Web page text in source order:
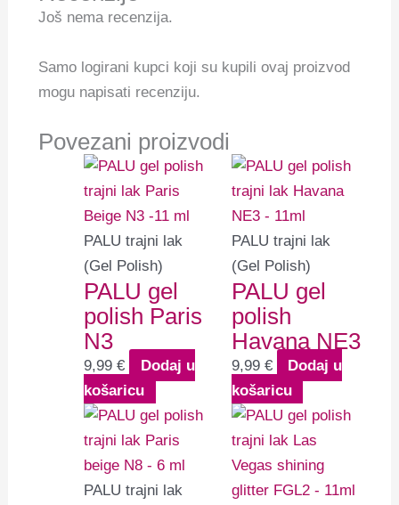
Još nema recenzija.
Samo logirani kupci koji su kupili ovaj proizvod
mogu napisati recenziju.
Povezani proizvodi
PALU trajni lak
(Gel Polish)
PALU gel
polish Paris
N3
9,99€
Dodaj u
košaricu
PALU trajni lak
(Gel Polish)
PALU gel
polish
Havana NE3
9,99 €
Dodaj u
košaricu
PALU trajni lak